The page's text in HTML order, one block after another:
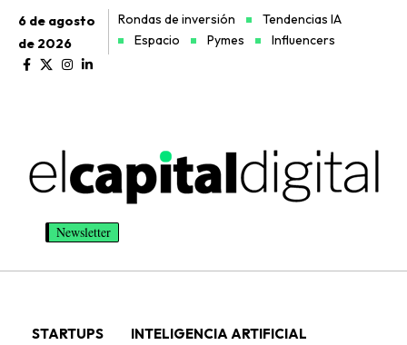
6 de agosto
de 2026
Rondas de inversión
Tendencias IA
Espacio
Pymes Influencers
Newsletter
STARTUPS INTELIGENCIA ARTIFICIAL